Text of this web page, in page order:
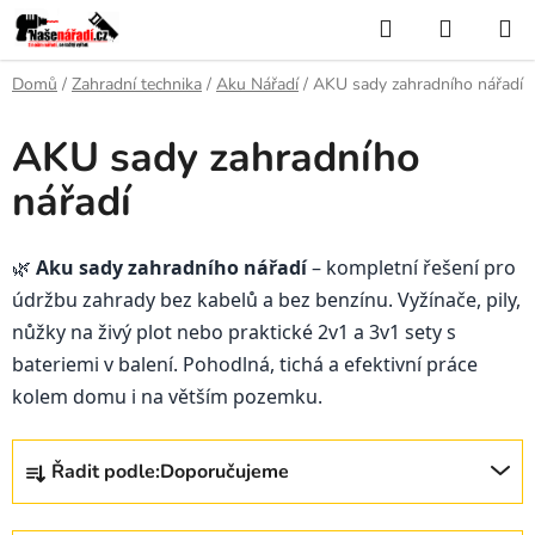
Přejít
na
obsah
Hledat
KOŠÍK
Domů / Zahradní technika / Aku Nářadí / AKU sady zahradního nářadí
AKU sady zahradního
nářadí
🌿 Aku sady zahradního nářadí– kompletní řešení pro
údržbu zahrady bez kabelů a bez benzínu. Vyžínače, pily,
nůžky na živý plot nebo praktické 2v1 a 3v1 sety s
bateriemi v balení. Pohodlná, tichá a efektivní práce
kolem domu i na větším pozemku.
Ř
z
Řadit podle:Doporučujeme